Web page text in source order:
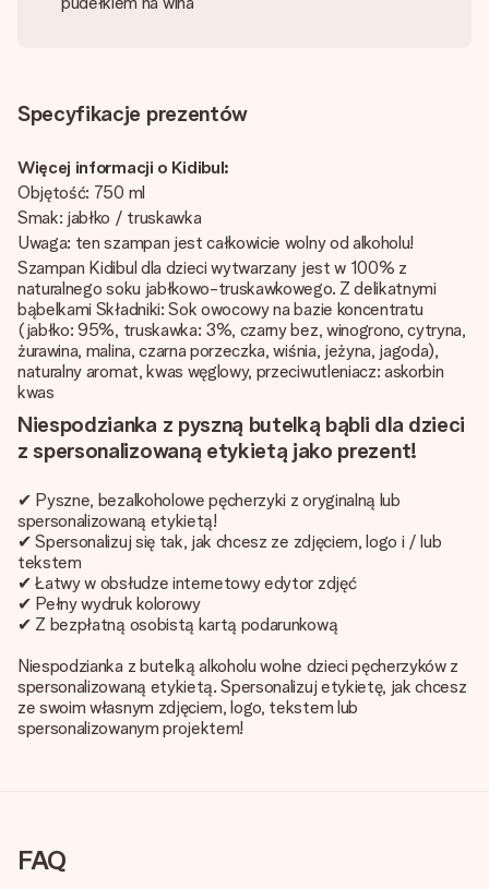
Specyfikacje prezentów
Więcej informacji o Kidibul:
Objętość: 750 ml
Smak: jabłko / truskawka
Uwaga: ten szampan jest całkowicie wolny od alkoholu!
Szampan Kidibul dla dzieci wytwarzany jest w 100% z
naturalnego soku jabłkowo-truskawkowego. Z delikatnymi
bąbelkami Składniki: Sok owocowy na bazie koncentratu
(jabłko: 95%, truskawka: 3%, czarny bez, winogrono, cytryna,
żurawina, malina, czarna porzeczka, wiśnia, jeżyna, jagoda),
naturalny aromat, kwas węglowy, przeciwutleniacz: askorbin
kwas
Niespodzianka z pyszną butelką bąbli dla dzieci
z spersonalizowaną etykietą jako prezent!
✔ Pyszne, bezalkoholowe pęcherzyki z oryginalną lub
spersonalizowaną etykietą!
✔ Spersonalizuj się tak, jak chcesz ze zdjęciem, logo i / lub
tekstem
✔ Łatwy w obsłudze internetowy edytor zdjęć
✔ Pełny wydruk kolorowy
✔ Z bezpłatną osobistą kartą podarunkową
Niespodzianka z butelką alkoholu wolne dzieci pęcherzyków z
spersonalizowaną etykietą. Spersonalizuj etykietę, jak chcesz
ze swoim własnym zdjęciem, logo, tekstem lub
spersonalizowanym projektem!
FAQ